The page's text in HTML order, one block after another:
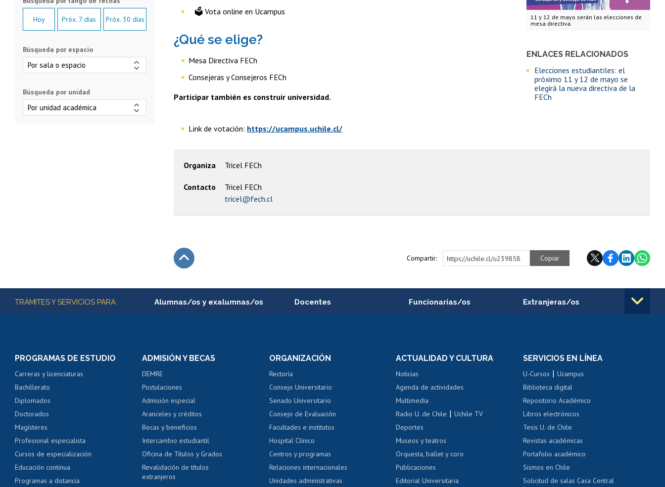
11 y 12 de mayo serán las elecciones de
mesa directiva.
ENLACES RELACIONADOS
Elecciones estudiantiles: el
próximo 11 y 12 de mayo se
elegirá la nueva directiva de la
FECh
🗳️ Vota online en Ucampus
¿Qué se elige?
Mesa Directiva FECh
Consejeras y Consejeros FECh
Participar también es construir universidad.
Link de votación: https://ucampus.uchile.cl/
Organiza Tricel FECh
Contacto
Tricel FECh
tricel@fech.cl
Compartir: https://uchile.cl/u239858 Copiar
Hoy Próx. 7 días Próx. 30 días
Búsqueda por espacio
Búsqueda por unidad
Más información
TRÁMITES Y SERVICIOS PARA Alumnas/os y exalumnas/os
Consulta y certificado de notas
Servicio médico y dental
Pago de arancel y crédito alumnos
Pago de arancel y crédito exalumnos
Certificado de títulos y grados
Docentes
Perfeccionamiento
Evaluación docente
Calificación académica
Postulación al AUCAI
Funcionarias/os
Portal de movilidad interna
Certificado de renta
Certificado de renta
Gestión de correo uchile
Extranjeras/os
Movilidad Estudiantil
Cursos de español
Acoso laboral, sexual y violencia
PROGRAMAS DE ESTUDIO
Carreras y licenciaturas
Bachillerato
Diplomados
Doctorados
Magísteres
Profesional especialista
Cursos de especialización
Educación continua
Programas a distancia
ADMISIÓN Y BECAS
DEMRE
Postulaciones
Admisión especial
Aranceles y créditos
Becas y beneficios
Intercambio estudiantil
Oficina de Títulos y Grados
Revalidación de títulos
extranjeros
ORGANIZACIÓN
Rectoría
Consejo Universitario
Senado Universitario
Consejo de Evaluación
Facultades e institutos
Hospital Clínico
Centros y programas
Relaciones internacionales
Unidades administrativas
ACTUALIDAD Y CULTURA
Noticias
Agenda de actividades
Multimedia
Radio U. de Chile |Uchile TV
Deportes
Museos y teatros
Orquesta, ballet y coro
Publicaciones
Editorial Universitaria
SERVICIOS EN LÍNEA
U-Cursos |Ucampus
Biblioteca digital
Repositorio Académico
Libros electrónicos
Tesis U. de Chile
Revistas académicas
Portafolio académico
Sismos en Chile
Solicitud de salas Casa Central